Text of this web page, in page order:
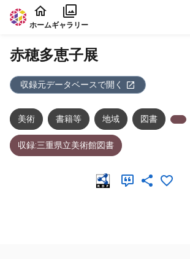
本文に飛ぶ
ホームギャラリー
赤穂多恵子展
収録元データベースで開く
美術 書籍等 地域 図書
収録:三重県立美術館図書